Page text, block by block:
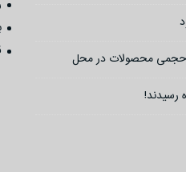
حجمی محصولات در محل
رسیدند!